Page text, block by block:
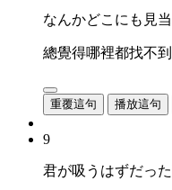
なんかどこにも見
總覺得哪裡都找不
重覆這句 播放這句
9
君が吸うはずだっ